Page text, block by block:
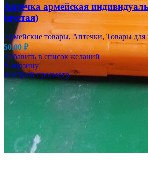
Аптечка армейская
(пустая)
Армейские товары, Аптечки, Товары
50.00₽
Добавить в список желаний
В корзину
Быстрый просмотр